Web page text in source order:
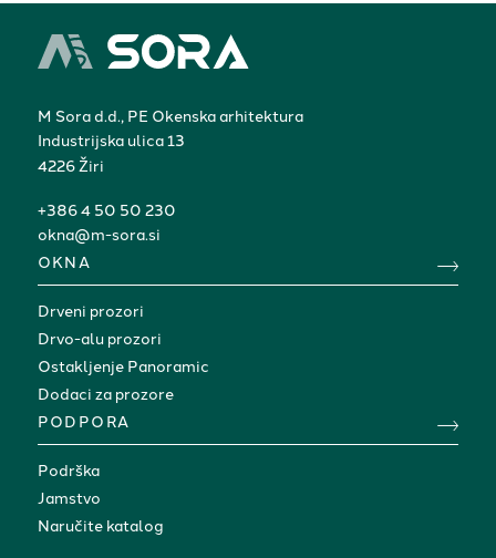
M Sora d.d., PE Okenska arhitektura
Industrijska ulica 13
4226 Žiri
+386 4 50 50 230
okna@m-sora.si
OKNA
Drveni prozori
Drvo-alu prozori
Ostakljenje Panoramic
Dodaci za prozore
PODPORA
Podrška
Jamstvo
Naručite katalog